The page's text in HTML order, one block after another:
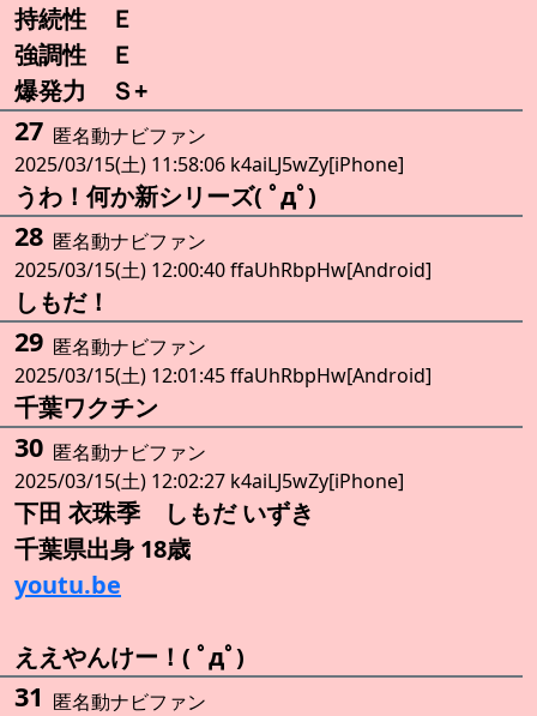
持続性 Ｅ
強調性 Ｅ
爆発力 Ｓ+
27 匿名動ナビファン
2025/03/15(土) 11:58:06 k4aiLJ5wZy[iPhone]
うわ！何か新シリーズ( ﾟдﾟ)
28 匿名動ナビファン
2025/03/15(土) 12:00:40 ffaUhRbpHw[Android]
しもだ！
29 匿名動ナビファン
2025/03/15(土) 12:01:45 ffaUhRbpHw[Android]
千葉ワクチン
30 匿名動ナビファン
2025/03/15(土) 12:02:27 k4aiLJ5wZy[iPhone]
下田 衣珠季 しもだ いずき
千葉県出身 18歳
youtu.be
ええやんけー！( ﾟдﾟ)
31 匿名動ナビファン